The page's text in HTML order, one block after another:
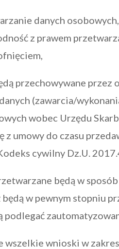
danych
z prawem
przechowywane przez
(zawarcia/
wobec Urzędu
z umowy do czasu
cywilny Dz.U.
będą w
w pewnym stopniu
podlegać
wszelkie wnioski w